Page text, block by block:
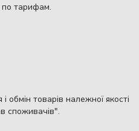
тарифам.
обмін товарів належної якості
споживачів".